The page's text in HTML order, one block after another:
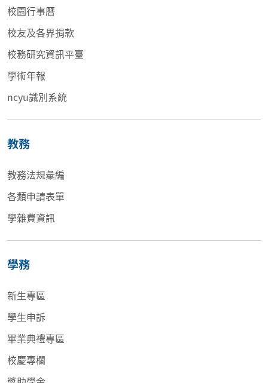
校園行事曆
校友及各界捐款
校務研究資訊平臺
學術年報
ncyu識別系統
教務
教務法規彙編
各類申請表單
學雜費資訊
學務
新生專區
學生申訴
畢業典禮專區
校慶專欄